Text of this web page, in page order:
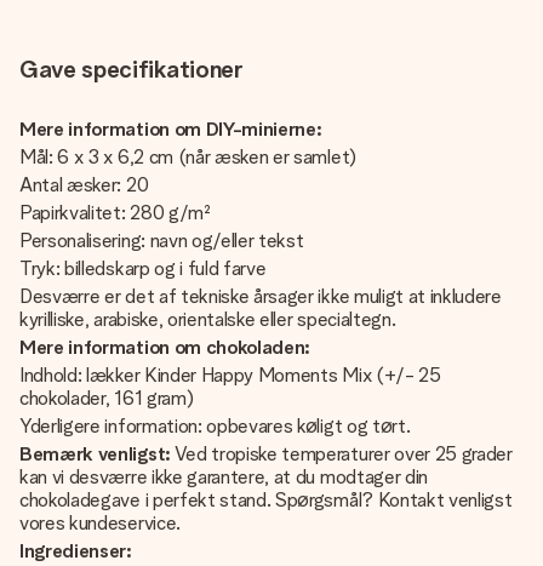
Gave specifikationer
Mere information om DIY-minierne:
Mål: 6 x 3 x 6,2 cm (når æsken er samlet)
Antal æsker: 20
Papirkvalitet: 280 g/m²
Personalisering: navn og/eller tekst
Tryk: billedskarp og i fuld farve
Desværre er det af tekniske årsager ikke muligt at inkludere
kyrilliske, arabiske, orientalske eller specialtegn.
Mere information om chokoladen:
Indhold: lækker Kinder Happy Moments Mix (+/- 25
chokolader, 161 gram)
Yderligere information: opbevares køligt og tørt.
Bemærk venligst: Ved tropiske temperaturer over 25 grader
kan vi desværre ikke garantere, at du modtager din
chokoladegave i perfekt stand. Spørgsmål? Kontakt venligst
vores kundeservice.
Ingredienser: